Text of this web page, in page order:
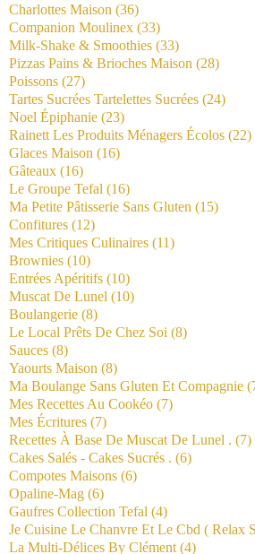
Charlottes Maison (36)
Companion Moulinex (33)
Milk-Shake & Smoothies (33)
Pizzas Pains & Brioches Maison (28)
Poissons (27)
Tartes Sucrées Tartelettes Sucrées (24)
Noel Épiphanie (23)
Rainett Les Produits Ménagers Écolos (22)
Glaces Maison (16)
Gâteaux (16)
Le Groupe Tefal (16)
Ma Petite Pâtisserie Sans Gluten (15)
Confitures (12)
Mes Critiques Culinaires (11)
Brownies (10)
Entrées Apéritifs (10)
Muscat De Lunel (10)
Boulangerie (8)
Le Local Prêts De Chez Soi (8)
Sauces (8)
Yaourts Maison (8)
Ma Boulange Sans Gluten Et Compagnie
Mes Recettes Au Cookéo (7)
Mes Écritures (7)
Recettes À Base De Muscat De Lunel . (7)
Cakes Salés - Cakes Sucrés . (6)
Compotes Maisons (6)
Opaline-Mag (6)
Gaufres Collection Tefal (4)
Je Cuisine Le Chanvre Et Le Cbd ( Relax
La Multi-Délices By Clément (4)